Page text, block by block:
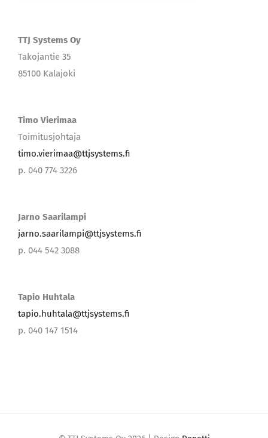
TTJ Systems Oy
Takojantie 35
85100 Kalajoki
Timo Vierimaa
Toimitusjohtaja
timo.vierimaa@ttjsystems.fi
p. 040 774 3226
Jarno Saarilampi
jarno.saarilampi@ttjsystems.fi
p. 044 542 3088
Tapio Huhtala
tapio.huhtala@ttjsystems.fi
p. 040 147 1514